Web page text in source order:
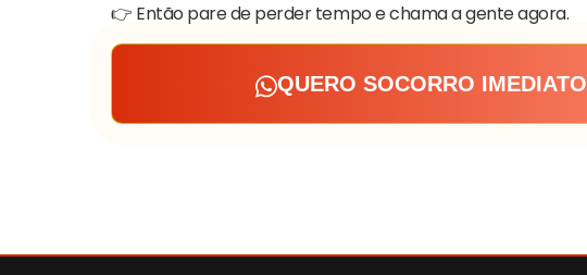
👉 Então pare de perder tempo e chama a gente agora.
QUERO SOCORRO IMEDIATO